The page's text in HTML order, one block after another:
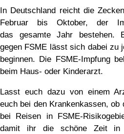
In Deutschland reicht die
Februar bis Oktober, der
das gesamte Jahr bestehen.
gegen FSME lässt sich dabei zu
beginnen. Die FSME-Impfung
beim Haus- oder Kinderarzt.
Lasst euch dazu von einem
euch bei den Krankenkassen, ob
bei Reisen in FSME-
damit ihr die schöne Zeit in